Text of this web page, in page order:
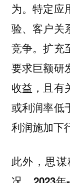
为。特定应
验、客户关
竞争。扩充
要求巨额研
收益，且有
或利润率低
利润施加下
此外，思